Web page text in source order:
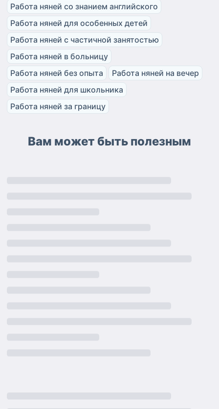
Работа няней со знанием английского
Работа няней для особенных детей
Работа няней с частичной занятостью
Работа няней в больницу
Работа няней без опыта
Работа няней на вечер
Работа няней для школьника
Работа няней за границу
Вам может быть полезным